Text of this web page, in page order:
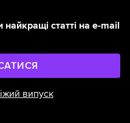
статті на e-mail
випуск